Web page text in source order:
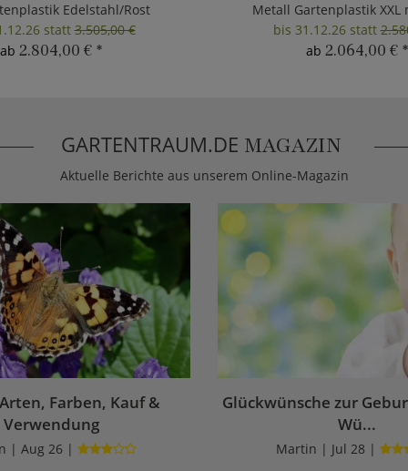
Edelstahl/Rost
statt3.505,00 €
ab 2.804,00 € *
Metall Gartenplastik XXL
bis 31.12.26 statt
ab 2.064,00 € *
GARTENTRAUM.DE MAGAZIN
Aktuelle Berichte aus unserem Online-Magazin
Farben, Kauf &
Verwendung
| Aug 26 |
Glückwünsche zur
Wü...
Martin | Jul 28 |